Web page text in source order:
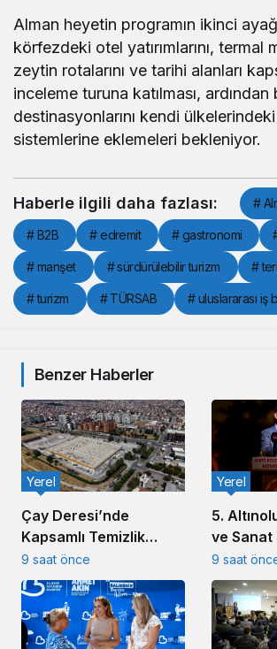
Alman heyetin programın ikinci
körfezdeki otel yatırımlarını, termal
zeytin rotalarını ve tarihi alanları
inceleme turuna katılması, ardından
destinasyonlarını kendi
sistemlerine eklemeleri bekleniyor.
Haberle ilgili daha fazlası: #
# B2B # edremit # gastronomi
# manşet # sürdürülebilir turizm #
# turizm # TÜRSAB # uluslararası iş
Benzer Haberler
Çay Deresi’nde
Kapsamlı Temizlik
Çalışması Başlatıldı
Yerel
9 saat önce
5.
ve Sanat
Başladı
Yerel
9 saat